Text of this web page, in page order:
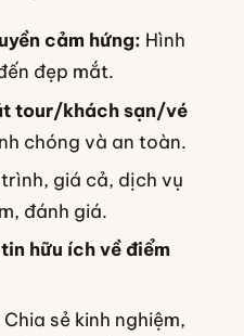
cảm hứng: Hình
đẹp mắt.
tour/khách sạn/vé
chóng và an toàn.
giá cả, dịch vụ
đánh giá.
hữu ích về điểm
Chia sẻ kinh nghiệm,